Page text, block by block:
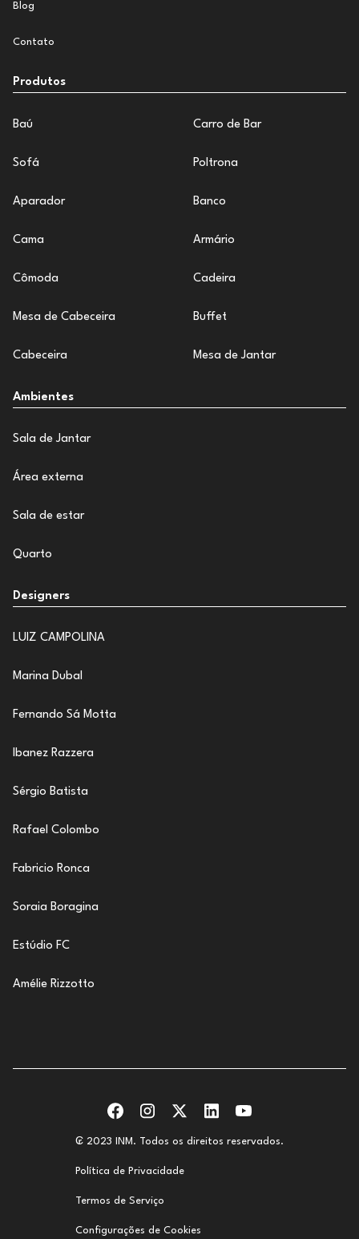
Blog
Contato
Produtos
Baú Carro de Bar
Sofá Poltrona
Aparador Banco
Cama Armário
Cômoda Cadeira
Mesa de Cabeceira Buffet
Cabeceira Mesa de Jantar
Ambientes
Sala de Jantar
Área externa
Sala de estar
Quarto
Designers
LUIZ CAMPOLINA
Marina Dubal
Fernando Sá Motta
Ibanez Razzera
Sérgio Batista
Rafael Colombo
Fabricio Ronca
Soraia Boragina
Estúdio FC
Amélie Rizzotto
₢ 2023 INM. Todos os direitos reservados.
Política de Privacidade
Termos de Serviço
Configurações de Cookies